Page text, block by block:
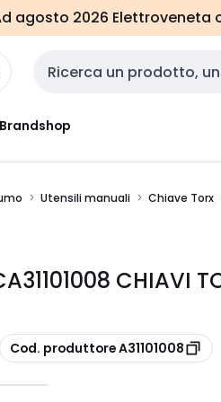
agosto 2026 Elettroveneta
Cerca input
Brandshop
Utensili manuali Chiave Torx
CHIAVI
copia
Cod. produttore A31101008